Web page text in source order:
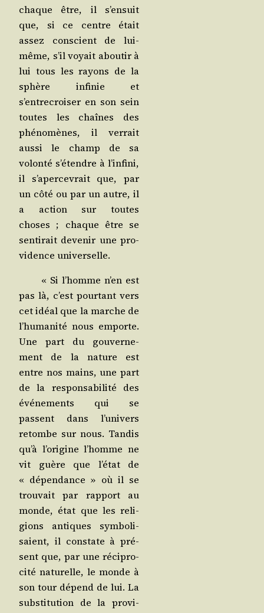
chaque être, il s’ensuit
que, si ce centre était
assez conscient de lui-
même, s’il voyait abou­tir à
lui tous les rayons de la
sphère infi­nie et
s’entrecroiser en son sein
toutes les chaînes des
phé­no­mènes, il ver­rait
aus­si le champ de sa
volon­té s’étendre à l’infini,
il s’apercevrait que, par
un côté ou par un autre, il
a action sur toutes
choses ; chaque être se
sen­ti­rait deve­nir une pro­
vi­dence universelle.
« Si l’homme n’en est
pas là, c’est pour­tant vers
cet idéal que la marche de
l’humanité nous emporte.
Une part du gou­ver­ne­
ment de la nature est
entre nos mains, une part
de la res­pon­sa­bi­li­té des
évé­ne­ments qui se
passent dans l’univers
retombe sur nous. Tan­dis
qu’à l’origine l’homme ne
vit guère que l’état de
« dépen­dance » où il se
trou­vait par rap­port au
monde, état que les reli­
gions antiques sym­bo­li­
saient, il constate à pré­
sent que, par une réci­pro­
ci­té natu­relle, le monde à
son tour dépend de lui. La
sub­sti­tu­tion de la pro­vi­